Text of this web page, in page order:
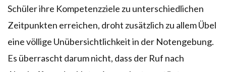
Schüler ihre Kompetenzziele zu unterschiedlichen
Zeitpunkten erreichen, droht zusätzlich zu allem Übel
eine völlige Unübersichtlichkeit in der Notengebung.
Es überrascht darum nicht, dass der Ruf nach